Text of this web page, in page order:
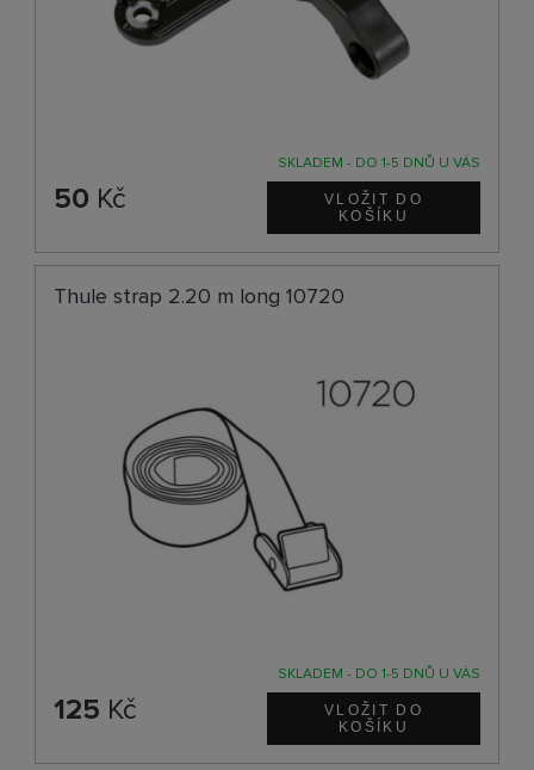
SKLADEM - DO 1-5 DNŮ U VÁS
50 Kč
Thule strap 2.20 m long 10720
SKLADEM - DO 1-5 DNŮ U VÁS
125 Kč